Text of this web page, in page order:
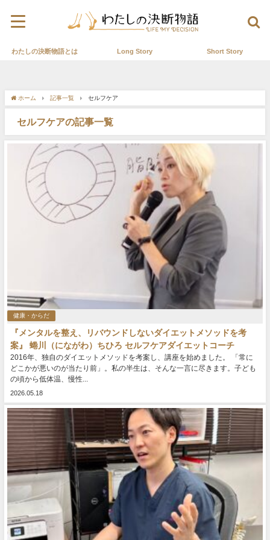
わたしの決断物語とは Long Story Short Story
ホーム 記事一覧 セルフケア
セルフケアの記事一覧
健康・からだ
『メンタルを整え、リバウンドしないダイエットメソッドを考
案』 蜷川（にながわ）ちひろ セルフケアダイエットコーチ
2016年、独自のダイエットメソッドを考案し、講座を始めました。 「常に
どこかが悪いのが当たり前」。私の半生は、そんな一言に尽きます。子ども
の頃から低体温、慢性...
2026.05.18